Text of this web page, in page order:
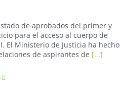
de aprobados del primer y
para el acceso al cuerpo de
El Ministerio de Justicia ha hecho
de aspirantes de [...]